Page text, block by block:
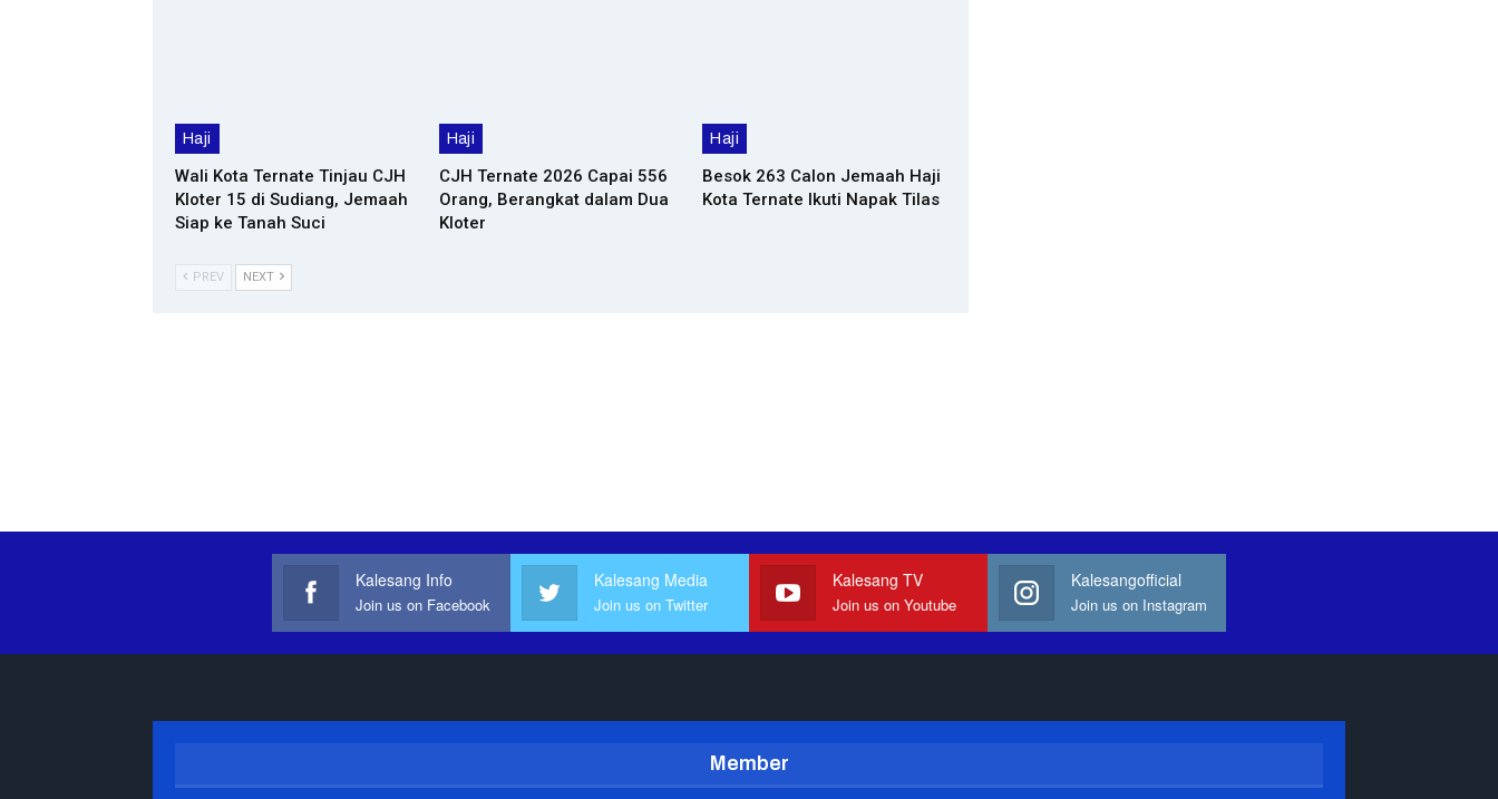
Haji
Wali Kota Ternate Tinjau CJH
Kloter 15 di Sudiang, Jemaah
Siap ke Tanah Suci
Haji
CJH Ternate 2026 Capai 556
Orang, Berangkat dalam Dua
Kloter
Haji
Besok 263 Calon Jemaah Haji
Kota Ternate Ikuti Napak Tilas
PREV NEXT
Kalesang Info
Join us on Facebook
Kalesang Media
Join us on Twitter
Kalesang TV
Join us on Youtube
Kalesangofficial
Join us on Instagram
Member